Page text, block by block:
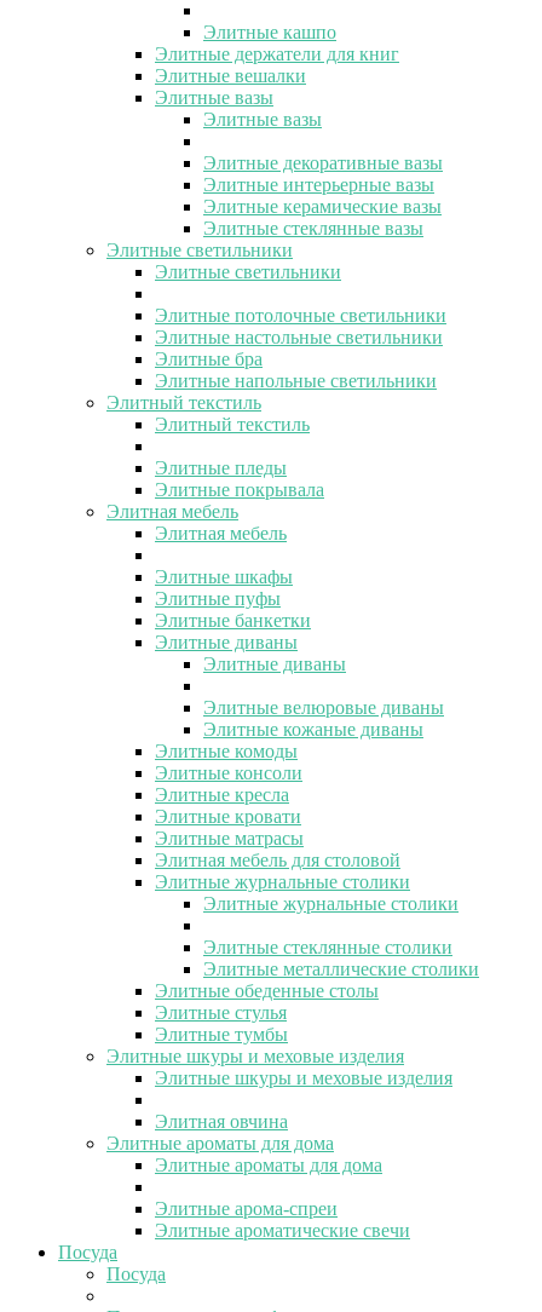
Элитные кашпо
Элитные держатели для книг
Элитные вешалки
Элитные вазы
Элитные вазы
Элитные декоративные вазы
Элитные интерьерные вазы
Элитные керамические вазы
Элитные стеклянные вазы
Элитные светильники
Элитные светильники
Элитные потолочные светильники
Элитные настольные светильники
Элитные бра
Элитные напольные светильники
Элитный текстиль
Элитный текстиль
Элитные пледы
Элитные покрывала
Элитная мебель
Элитная мебель
Элитные шкафы
Элитные пуфы
Элитные банкетки
Элитные диваны
Элитные диваны
Элитные велюровые диваны
Элитные кожаные диваны
Элитные комоды
Элитные консоли
Элитные кресла
Элитные кровати
Элитные матрасы
Элитная мебель для столовой
Элитные журнальные столики
Элитные журнальные столики
Элитные стеклянные столики
Элитные металлические столики
Элитные обеденные столы
Элитные стулья
Элитные тумбы
Элитные шкуры и меховые изделия
Элитные шкуры и меховые изделия
Элитная овчина
Элитные ароматы для дома
Элитные ароматы для дома
Элитные арома-спреи
Элитные ароматические свечи
Посуда
Посуда